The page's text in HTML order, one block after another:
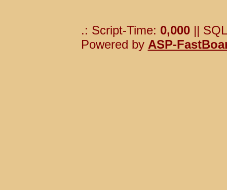
.: Script-Time: 0,000||
Powered by ASP-